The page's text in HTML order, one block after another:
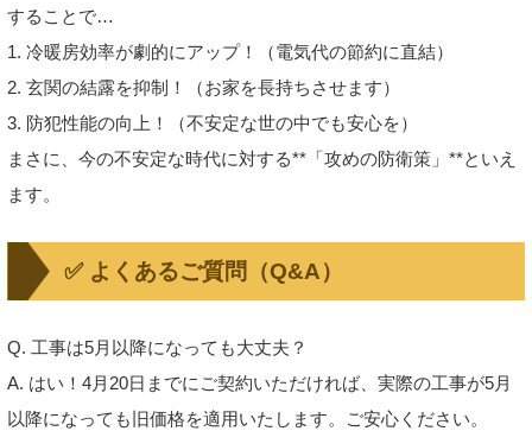
することで…
1. 冷暖房効率が劇的にアップ！（電気代の節約に直結）
2. 玄関の結露を抑制！（お家を長持ちさせます）
3. 防犯性能の向上！（不安定な世の中でも安心を）
まさに、今の不安定な時代に対する**「攻めの防衛策」**といえ
ます。
✅ よくあるご質問（Q&A）
Q. 工事は5月以降になっても大丈夫？
A. はい！4月20日までにご契約いただければ、実際の工事が5月
以降になっても旧価格を適用いたします。ご安心ください。